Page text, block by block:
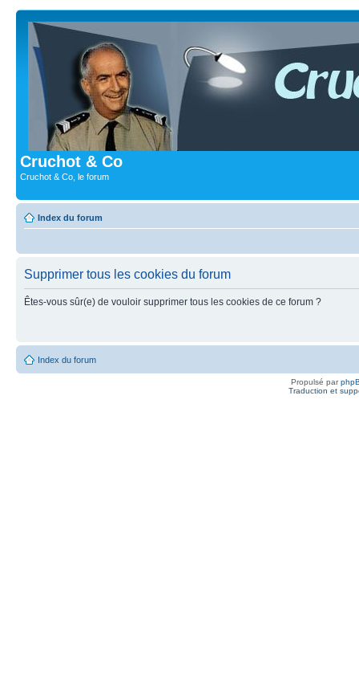
Cruchot & Co
Cruchot & Co, le forum
Index du forum
Supprimer tous les cookies du forum
Êtes-vous sûr(e) de vouloir supprimer tous les cookies de ce forum ?
Index du forum
Propulsé par
Traduction et